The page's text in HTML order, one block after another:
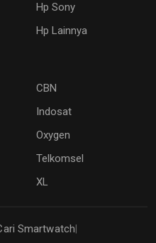
Hp Sony
Hp Lainnya
CBN
Indosat
Oxygen
Telkomsel
XL
Smartwatch